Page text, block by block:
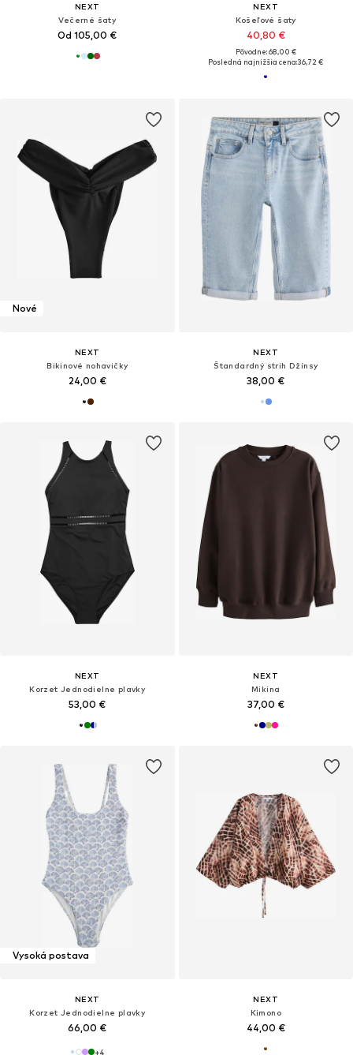
NEXT
Večerné šaty
Od 105,00 €
NEXT
Košeľové šaty
40,80 €
Pôvodne: 68,00 €
Posledná najnižšia cena:36,72 €
Nové
NEXT
Bikinové nohavičky
24,00 €
NEXT
Štandardný strih Džínsy
38,00 €
NEXT
Korzet Jednodielne plavky
53,00 €
NEXT
Mikina
37,00 €
Vysoká postava
NEXT
Korzet Jednodielne plavky
66,00 €
+4
NEXT
Kimono
44,00 €